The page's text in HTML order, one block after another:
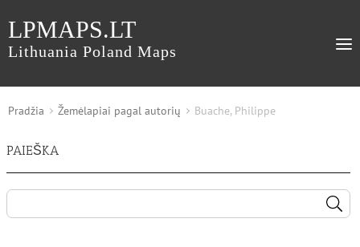
LPMAPS.LT
Lithuania Poland Maps
Pradžia Žemėlapiai pagal autorių Buache, Philippe
PAIEŠKA